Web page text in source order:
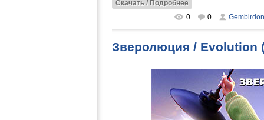
Скачать / Подробнее
0
0 Gembirdon
Зверолюция / Evolution